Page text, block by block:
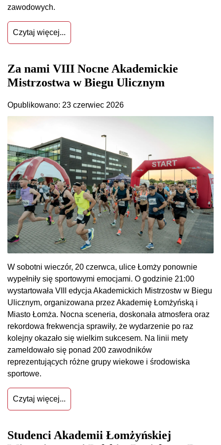
zawodowych.
Czytaj więcej...
Za nami VIII Nocne Akademickie
Mistrzostwa w Biegu Ulicznym
Opublikowano: 23 czerwiec 2026
W sobotni wieczór, 20 czerwca, ulice Łomży ponownie
wypełniły się sportowymi emocjami. O godzinie 21:00
wystartowała VIII edycja Akademickich Mistrzostw w Biegu
Ulicznym, organizowana przez Akademię Łomżyńską i
Miasto Łomża. Nocna sceneria, doskonała atmosfera oraz
rekordowa frekwencja sprawiły, że wydarzenie po raz
kolejny okazało się wielkim sukcesem. Na linii mety
zameldowało się ponad 200 zawodników
reprezentujących różne grupy wiekowe i środowiska
sportowe.
Czytaj więcej...
Studenci Akademii Łomżyńskiej